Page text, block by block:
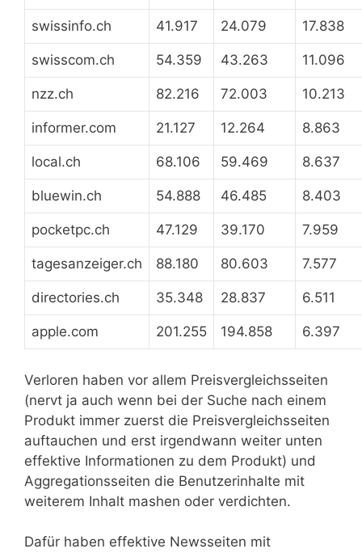
swissinfo.ch 41.917 24.079 17.838
swisscom.ch 54.359 43.263 11.096
nzz.ch 82.216 72.003 10.213
informer.com 21.127 12.264 8.863
local.ch 68.106 59.469 8.637
bluewin.ch 54.888 46.485 8.403
pocketpc.ch 47.129 39.170 7.959
tagesanzeiger.ch 88.180 80.603 7.577
directories.ch 35.348 28.837 6.511
apple.com 201.255 194.858 6.397
Verloren haben vor allem Preisvergleichsseiten
(nervt ja auch wenn bei der Suche nach einem
Produkt immer zuerst die Preisvergleichsseiten
auftauchen und erst irgendwann weiter unten
effektive Informationen zu dem Produkt) und
Aggregationsseiten die Benutzerinhalte mit
weiterem Inhalt mashen oder verdichten.
Dafür haben effektive Newsseiten mit